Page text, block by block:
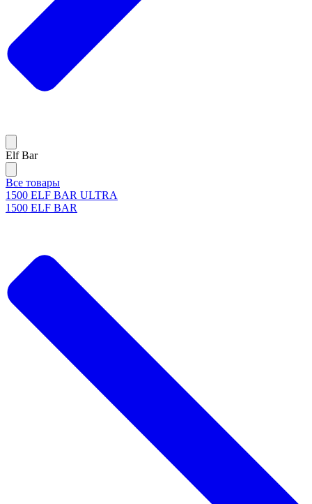
Elf Bar
Все товары
1500 ELF BAR ULTRA
1500 ELF BAR